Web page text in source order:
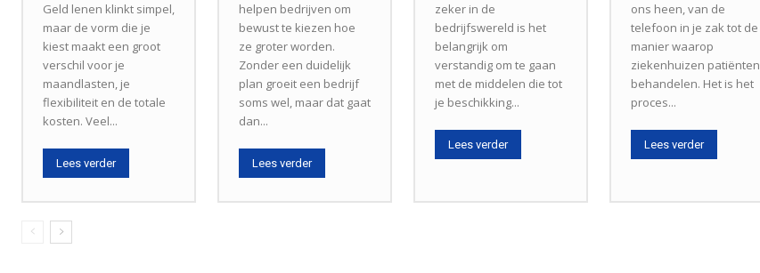
Geld lenen klinkt simpel,
maar de vorm die je
kiest maakt een groot
verschil voor je
maandlasten, je
flexibiliteit en de totale
kosten. Veel...
Lees verder
helpen bedrijven om
bewust te kiezen hoe
ze groter worden.
Zonder een duidelijk
plan groeit een bedrijf
soms wel, maar dat gaat
dan...
Lees verder
zeker in de
bedrijfswereld is het
belangrijk om
verstandig om te gaan
met de middelen die tot
je beschikking...
Lees verder
ons heen, van de
telefoon in je zak tot de
manier waarop
ziekenhuizen patiënten
behandelen. Het is het
proces...
Lees verder